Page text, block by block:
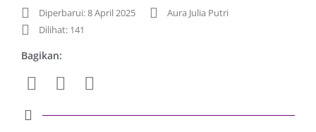
Diperbarui: 8 April 2025
Aura Julia Putri
Dilihat: 141
Bagikan: